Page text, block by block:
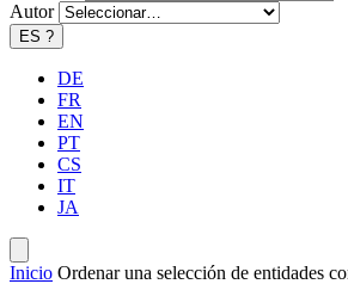
Autor
ES ?
DE
FR
EN
PT
CS
IT
JA
Inicio Ordenar una selección de entidades